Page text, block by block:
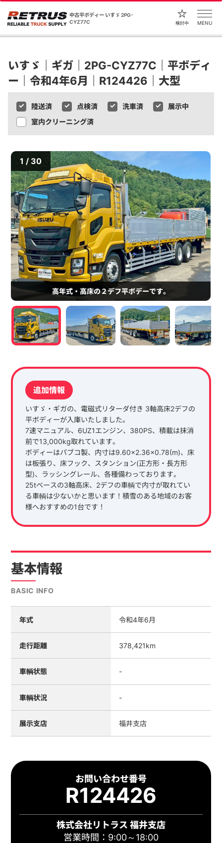
中古平ボディー いすゞ 2PG-
CYZ77C
検討中 MENU
いすゞ｜ギガ｜2PG-CYZ77C｜平ボディ
ー｜令和4年6月｜R124426｜大型
陸送済 点検済 洗車済
展示中
室内クリーニング済
1 / 30
高年式・高床の２デフ平ボデーです。
追加情報
いすゞ・ギガの、電磁式リターダ付き 3軸高床2デフの
平ボディーが入庫いたしました。
7速マニュアル、6UZ1エンジン、380PS、積載は抹消
前で13,000kg取れています。
ボディーはパブコ製、内寸は9.60×2.36×0.78(m)、床
は板張り、床フック、スタンション(正方形・長方形
型)、ラッシングレール、各種備わっております。
25tベースの3軸高床、2デフの車輌で内寸が取れてい
る車輌は少ないかと思います！積雪のある地域のお客
様へおすすめの1台です！
基本情報
BASIC INFO
年式 令和4年6月
走行距離 378,421km
車輌状態 -
車輌状況 -
展示支店 福井支店
お問い合わせ番号
R124426
株式会社リトラス 福井支店
営業時間：9:00～18:00